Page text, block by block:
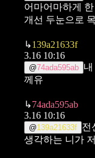
어마어마하게 한
개선 두눈으로
↳139a21633f
3.16 10:16
@74ada595ab
께유
↳74ada595ab
3.16 10:16
@139a21633f 전
생각하는 니가